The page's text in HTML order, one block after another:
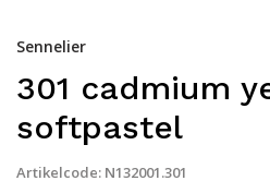
Sennelier
301 cadmium
softpastel
Artikelcode: N132001.301